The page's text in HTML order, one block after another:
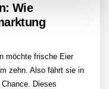
Wie
möchte frische Eier
zehn. Also fährt sie in
Dieses